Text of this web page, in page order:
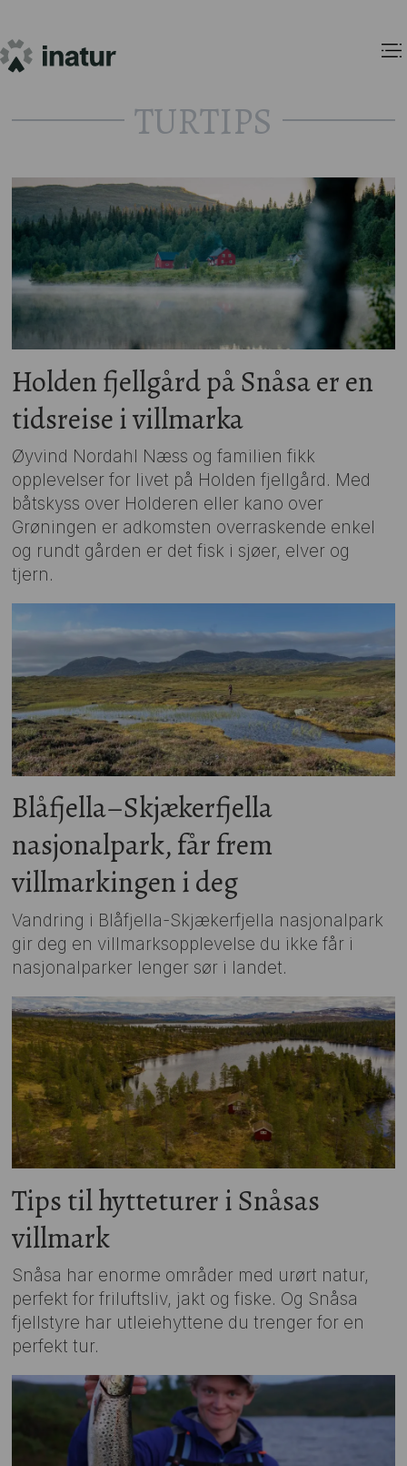
TURTIPS
Tag:
snåsa
Holden fjellgård på Snåsa er en
tidsreise i villmarka
Øyvind Nordahl Næss og familien fikk
opplevelser for livet på Holden fjellgård. Med
båtskyss over Holderen eller kano over
Grøningen er adkomsten overraskende enkel
og rundt gården er det fisk i sjøer, elver og
tjern.
Blåfjella–Skjækerfjella
nasjonalpark, får frem
villmarkingen i deg
Vandring i Blåfjella-Skjækerfjella nasjonalpark
gir deg en villmarksopplevelse du ikke får i
nasjonalparker lenger sør i landet.
Tips til hytteturer i Snåsas
villmark
Snåsa har enorme områder med urørt natur,
perfekt for friluftsliv, jakt og fiske. Og Snåsa
fjellstyre har utleiehyttene du trenger for en
perfekt tur.